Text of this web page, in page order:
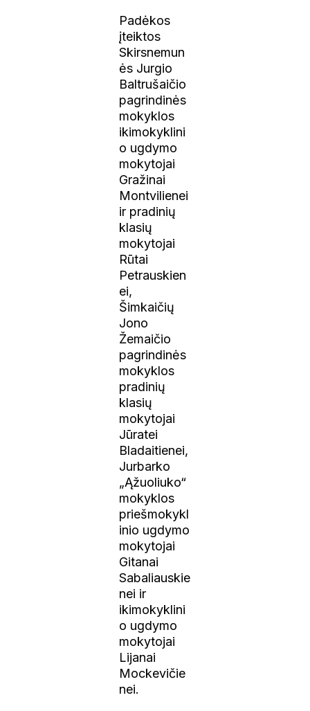
Padėkos
įteiktos
Skirsnemun
ės Jurgio
Baltrušaičio
pagrindinės
mokyklos
ikimokyklini
o ugdymo
mokytojai
Gražinai
Montvilienei
ir pradinių
klasių
mokytojai
Rūtai
Petrauskien
ei,
Šimkaičių
Jono
Žemaičio
pagrindinės
mokyklos
pradinių
klasių
mokytojai
Jūratei
Bladaitienei,
Jurbarko
„Ąžuoliuko“
mokyklos
priešmokykl
inio ugdymo
mokytojai
Gitanai
Sabaliauskie
nei ir
ikimokyklini
o ugdymo
mokytojai
Lijanai
Mockevičie
nei.